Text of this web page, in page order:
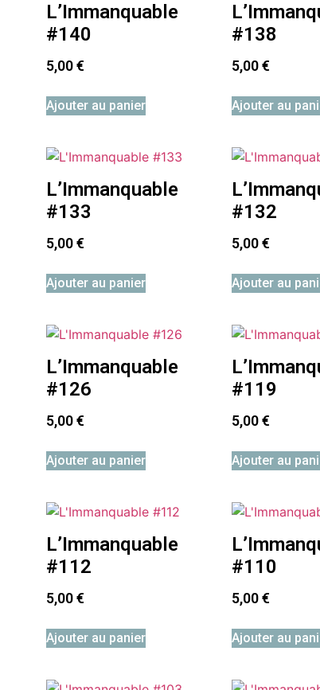
L’Immanquable
#140
5,00€
Ajouter au panier
#138
5,00€
Ajouter au
L’Immanquable
#133
5,00€
Ajouter au panier
#132
5,00€
Ajouter au
L’Immanquable
#126
5,00€
Ajouter au panier
#119
5,00€
Ajouter au
L’Immanquable
#112
5,00€
Ajouter au panier
#110
5,00€
Ajouter au